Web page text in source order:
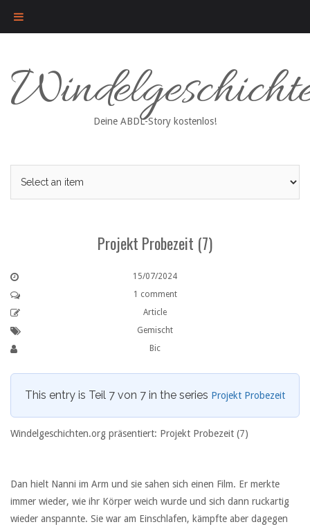
content
Deine ABDL-Story kostenlos!
Projekt Probezeit (7)
15/07/2024
1 comment
Article
Gemischt
Bic
This entry is Teil 7 von 7 in the series Projekt Probezeit
Windelgeschichten.org präsentiert: Projekt Probezeit (7)
Dan hielt Nanni im Arm und sie sahen sich einen Film. Er merkte
immer wieder, wie ihr Körper weich wurde und sich dann ruckartig
wieder anspannte. Sie war am Einschlafen, kämpfte aber dagegen